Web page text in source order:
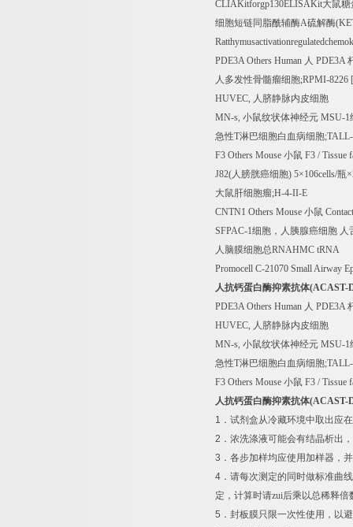
CLIAKitforgp130ELISAKit大鼠糖
细胞短链同脂酰辅酶A硫解酶
PDE3A Others Human 人 PDE3A
人多发性骨髓瘤细胞;RPMI-8226
HUVEC, 人脐静脉内皮细胞
MN-s, 小鼠纹状体神经元 MSU-1
急性T淋巴细胞白血病细胞
F3 Others Mouse 小鼠 F3 / Tissue
J82(人膀胱癌细胞) 5×106cells/瓶×
大鼠肝细胞瘤;H-4-II-E
CNTN1 Others Mouse 小鼠
SFPAC-1细胞，人胰腺癌细胞 人
人脑膜细胞总RNAHMC tRNA
Promocell C-21070 Small Airway
人抗钙蛋白酶抑素抗体(ACAST-
PDE3A Others Human 人 PDE3A
HUVEC, 人脐静脉内皮细胞
MN-s, 小鼠纹状体神经元 MSU-1
急性T淋巴细胞白血病细胞
F3 Others Mouse 小鼠 F3 / Tissue
人抗钙蛋白酶抑素抗体(ACAST-
1 ．试剂盒从冷藏环境中取出应
2 ．浓洗涤液可能会有结晶析出
3 ．各步加样均应使用加样器，
4 ．请每次测定的同时做标准曲
定，计算时请zui后乘以总稀释倍
5 ．封板膜只限一次性使用，以